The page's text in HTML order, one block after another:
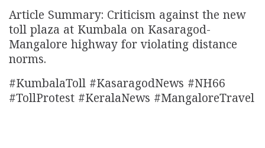
Article Summary: Criticism against the new
toll plaza at Kumbala on Kasaragod-
Mangalore highway for violating distance
norms.
#KumbalaToll #KasaragodNews #NH66
#TollProtest #KeralaNews #MangaloreTravel